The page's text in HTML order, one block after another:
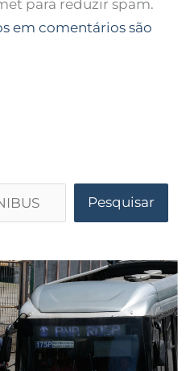
para reduzir spam.
em comentários são
Pesquisar